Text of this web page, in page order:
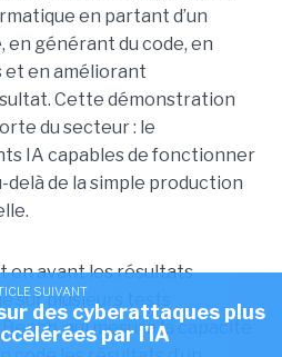
en partant d’un
générant du code, en
en améliorant
Cette démonstration
du secteur : le
IA capables de fonctionner
delà de la simple production
en avant les résultats
sur plusieurs tests
qui mesure la capacité
SUIVANT
des cyberattaques plus
par l'IA